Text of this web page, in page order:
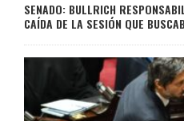
SENADO: BULLRICH
CAÍDA DE LA SESIÓN QUE